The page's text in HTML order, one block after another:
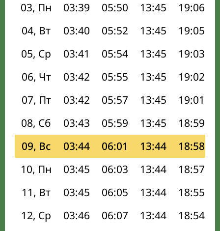
03, Пн
03:39 05:50 13:45 19:06
04, Вт
03:40 05:52 13:45 19:05
05, Ср
03:41 05:54 13:45 19:03
06, Чт
03:42 05:55 13:45 19:02
07, Пт
03:42 05:57 13:45 19:01
08, Сб
03:43 05:59 13:45 18:59
09, Вс
03:44 06:01 13:44 18:58
10, Пн
03:45 06:03 13:44 18:57
11, Вт
03:45 06:05 13:44 18:55
12, Ср
03:46 06:07 13:44 18:54